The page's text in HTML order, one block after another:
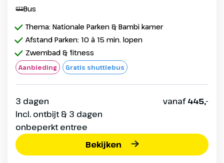
Bus
Thema: Nationale Parken & Bambi kamer
Afstand Parken: 10 à 15 min. lopen
Zwembad & fitness
Aanbieding Gratis shuttlebus
3 dagen
Incl. ontbijt & 3 dagen
onbeperkt entree
vanaf445,-
Bekijken